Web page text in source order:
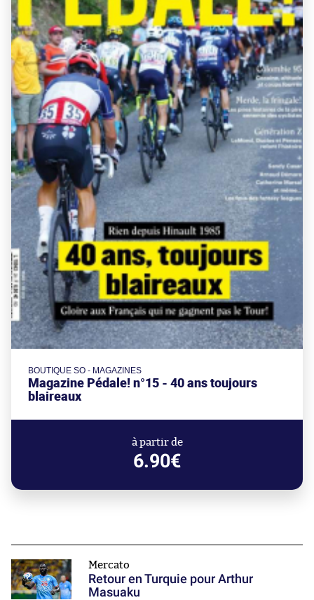
BOUTIQUE SO - MAGAZINES
Magazine Pédale! n°15 - 40 ans toujours
blaireaux
à partir de
6.90€
Mercato
Retour en Turquie pour Arthur
Masuaku